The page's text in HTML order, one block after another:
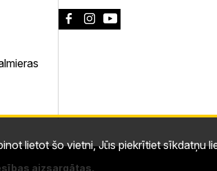
aizsargātas.
lietot šo vietni, Jūs piekrītiet sīkdatņu